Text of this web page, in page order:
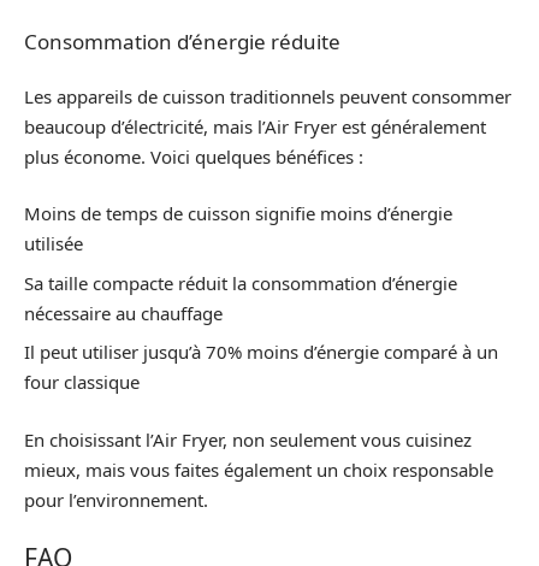
Consommation d’énergie réduite
Les appareils de cuisson traditionnels peuvent consommer
beaucoup d’électricité, mais l’Air Fryer est généralement
plus économe. Voici quelques bénéfices :
Moins de temps de cuisson signifie moins d’énergie
utilisée
Sa taille compacte réduit la consommation d’énergie
nécessaire au chauffage
Il peut utiliser jusqu’à 70% moins d’énergie comparé à un
four classique
En choisissant l’Air Fryer, non seulement vous cuisinez
mieux, mais vous faites également un choix responsable
pour l’environnement.
FAQ